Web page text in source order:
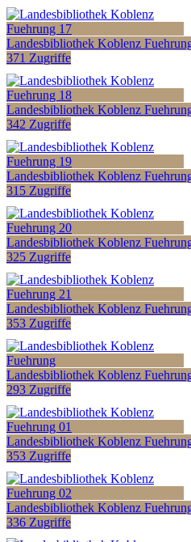
Landesbibliothek Koblenz
371 Zugriffe
Landesbibliothek Koblenz
342 Zugriffe
Landesbibliothek Koblenz
315 Zugriffe
Landesbibliothek Koblenz
325 Zugriffe
Landesbibliothek Koblenz
353 Zugriffe
Landesbibliothek Koblenz
293 Zugriffe
Landesbibliothek Koblenz
353 Zugriffe
Landesbibliothek Koblenz
336 Zugriffe